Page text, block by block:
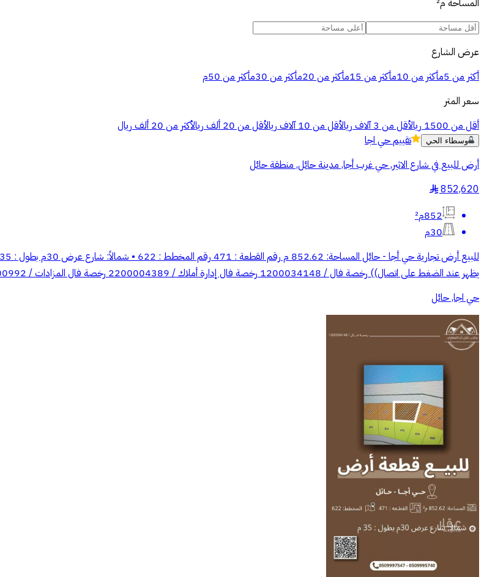
المساحة م²
عرض الشارع
أكثر من 5م
أكثر من 10م أكثر من 15م أكثر من 20م أكثر من 30م
أكثر من 50م
سعر المتر
أقل من 1500 ريال
أقل من 3 آلاف ريال أقل من 10 آلاف ريال أقل من 20 ألف ريال أكثر من 20 ألف ريال
وسطاء الحي تقييمحي اجا
أرض للبيع في شارع الاثير, حي غرب أجا, مدينة حائل, منطقة حائل
852,620
§
852م²
30م
يظهر عند الضغط على اتصال)) رخصة فال / 1200034148 رخصة فال إدارة أملاك / 2200004389 رخصة فال المزادات / 4200000992 الترخيص الاعلاني / 7201026834
حي اجا, حائل